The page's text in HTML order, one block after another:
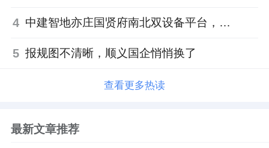
4 中建智地亦庄国贤府南北双设备平台，得房率创区域新高
5 报规图不清晰，顺义国企悄悄换了
查看更多热读
最新文章推荐